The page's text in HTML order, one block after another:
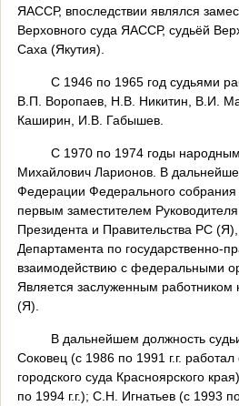
ЯАССР, впоследствии являлся
Верховного суда ЯАССР, судьёй
Саха (Якутия).
С 1946 по 1965 год судьями
В.П. Воропаев, Н.В. Никитин, В.И.
Каширин, И.В. Габышев.
С 1970 по 1974 годы
Михайлович Ларионов. В
Федерации Федерального собрания
первым заместителем
Президента и Правительства РС
Департамента по государственно-
взаимодействию с федеральными
Является заслуженным работником
(Я).
В дальнейшем должность
Соковец (с 1986 по 1991 г.г. работал
городского суда Красноярского
по 1994 г.г.); С.Н. Игнатьев (с 1993